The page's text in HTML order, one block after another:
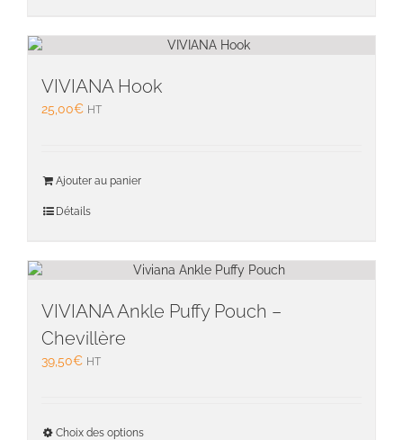
VIVIANA Hook
25,00€ HT
Ajouter au panier
Détails
VIVIANA Ankle Puffy Pouch –
Chevillère
39,50€ HT
Choix des options